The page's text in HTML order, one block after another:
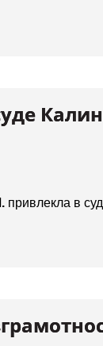
привлекла в